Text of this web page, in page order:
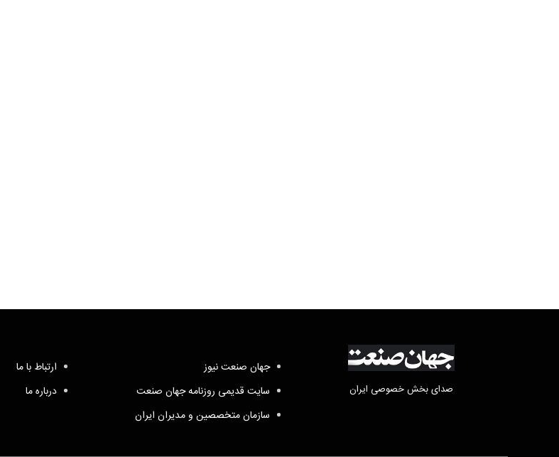
صدای بخش خصوصی ایران
جهان صنعت نیوز
سایت قدیمی روزنامه جهان صنعت
سازمان متخصصین و مدیران ایران
ارتباط با ما
درباره ما